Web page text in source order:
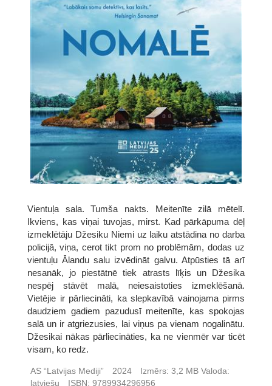
Vientuļa sala. Tumša nakts. Meitenīte zilā mētelī.
Ikviens, kas viņai tuvojas, mirst. Kad pārkāpuma dēļ
izmeklētāju Džesiku Niemi uz laiku atstādina no darba
policijā, viņa, cerot tikt prom no problēmām, dodas uz
vientuļu Ālandu salu izvēdināt galvu. Atpūsties tā arī
nesanāk, jo piestātnē tiek atrasts līķis un Džesika
nespēj stāvēt malā, neiesaistoties izmeklēšanā.
Vietējie ir pārliecināti, ka slepkavībā vainojama pirms
daudziem gadiem pazudusī meitenīte, kas spokojas
salā un ir atgriezusies, lai viņus pa vienam nogalinātu.
Džesikai nākas pārliecināties, ka ne vienmēr var ticēt
visam, ko redz.
AS “Latvijas Mediji” 2024 Izmērs: 3,2 MB Valoda:
latviešu
ISBN: 9789934296956